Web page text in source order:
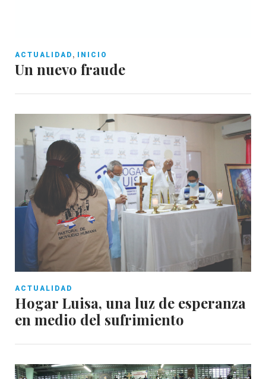
ACTUALIDAD , INICIO
Un nuevo fraude
ACTUALIDAD
Hogar Luisa, una luz de esperanza
en medio del sufrimiento